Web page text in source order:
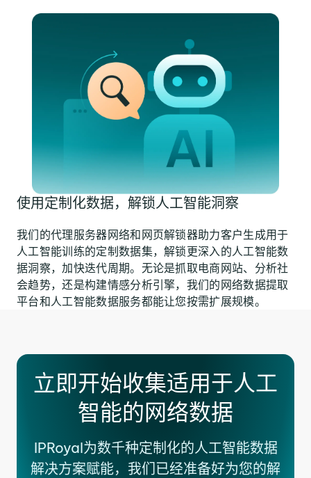
使用定制化数据，解锁人工智能洞察
我们的代理服务器网络和网页解锁器助力客户生成用于
人工智能训练的定制数据集，解锁更深入的人工智能数
据洞察，加快迭代周期。无论是抓取电商网站、分析社
会趋势，还是构建情感分析引擎，我们的网络数据提取
平台和人工智能数据服务都能让您按需扩展规模。
立即开始收集适用于人工
智能的网络数据
IPRoyal为数千种定制化的人工智能数据
解决方案赋能，我们已经准备好为您的解